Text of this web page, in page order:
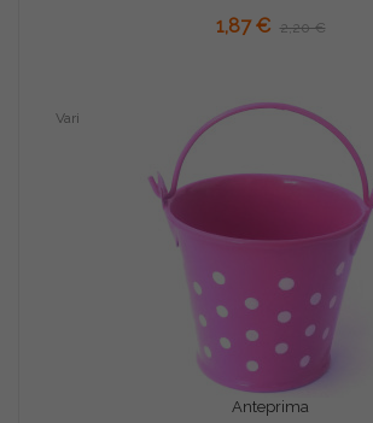
1,87 € 2,20 €
Anteprima
Vari